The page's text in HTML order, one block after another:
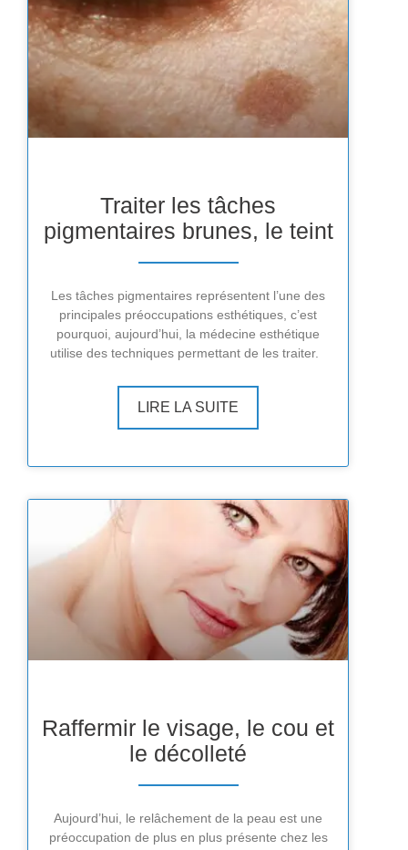
Traiter les tâches
pigmentaires brunes, le teint
Les tâches pigmentaires représentent l’une des
principales préoccupations esthétiques, c’est
pourquoi, aujourd’hui, la médecine esthétique
utilise des techniques permettant de les traiter.
LIRE LA SUITE
Raffermir le visage, le cou et
le décolleté
Aujourd’hui, le relâchement de la peau est une
préoccupation de plus en plus présente chez les